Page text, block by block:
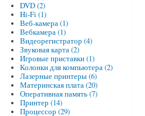
DVD (2)
Hi-Fi (1)
Веб-камера (1)
Вебкамера (1)
Видеорегистратор (4)
Звуковая карта (2)
Игровые приставки (1)
Колонки для компьютера (2)
Лазерные принтеры (6)
Материнская плата (20)
Оперативная память (7)
Принтер (14)
Процессор (29)